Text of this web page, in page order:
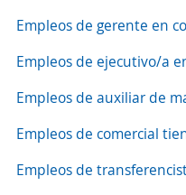
Empleos de gerente en
Empleos de ejecutivo/a
Empleos de auxiliar de
Empleos de comercial
Empleos de